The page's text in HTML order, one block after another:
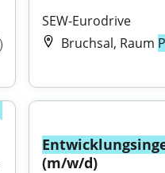
SEW-Eurodrive
Bruchsal, Raum
(m/w/d)